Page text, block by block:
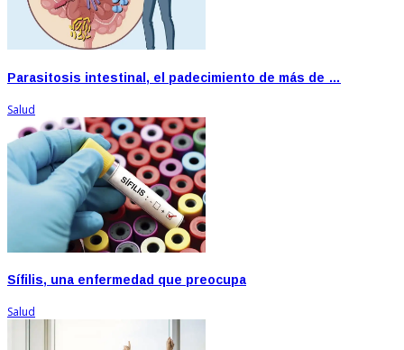
Parasitosis intestinal, el padecimiento de más de …
Salud
Sífilis, una enfermedad que preocupa
Salud